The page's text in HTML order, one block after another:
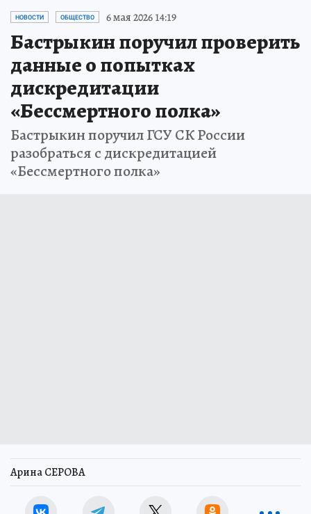
НОВОСТИ ОБЩЕСТВО 6 мая 2026 14:19
Бастрыкин поручил проверить
данные о попытках
дискредитации
«Бессмертного полка»
Бастрыкин поручил ГСУ СК России
разобраться с дискредитацией
«Бессмертного полка»
Арина СЕРОВА